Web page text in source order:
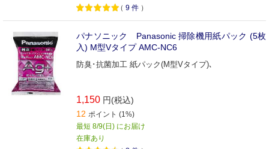
（ 9 件 ）
パナソニック Panasonic 掃除機用紙パック (5枚
入) M型Vタイプ AMC-NC6
防臭･抗菌加工 紙パック(M型Vタイプ)､
1,150 円(税込)
12 ポイント (1%)
最短 8/9(日) にお届け
在庫あり